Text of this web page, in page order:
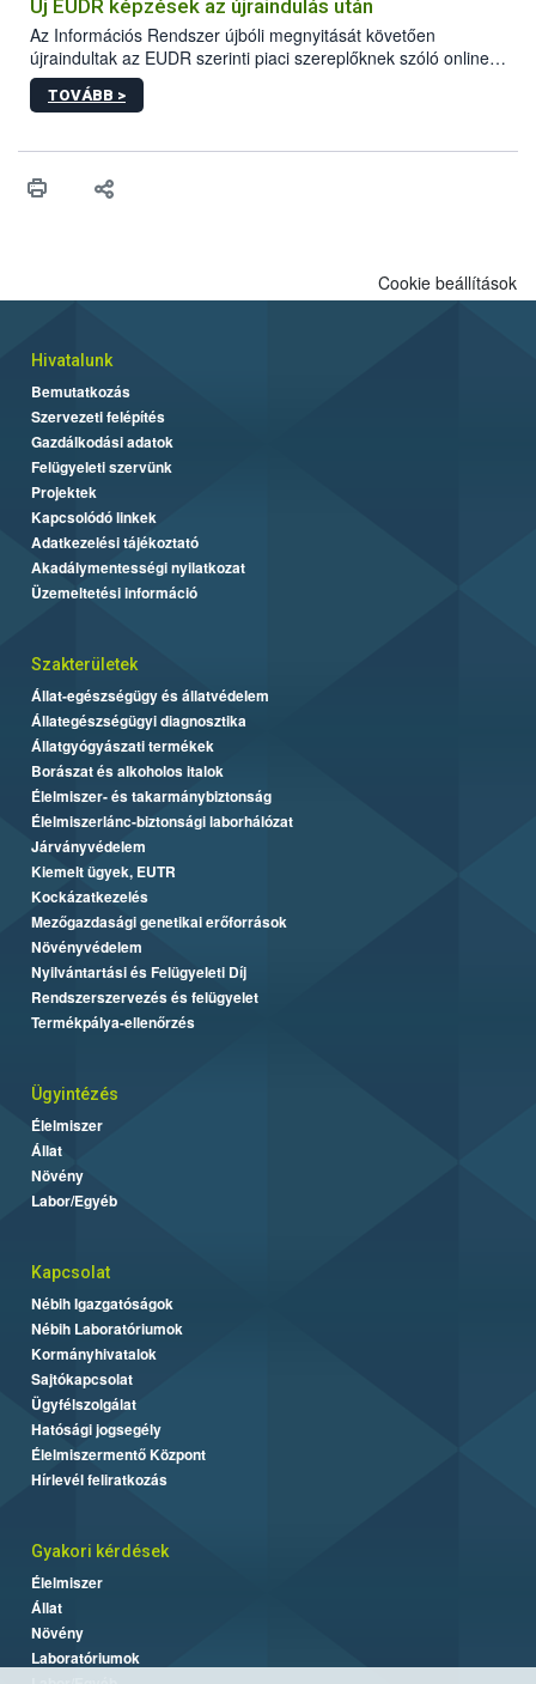
maradékok szakszerű tárolása. A Nemzeti Élelmiszerlánc-
biztonsági Hivatal (Nébih) Oktatási Programja összegyűjtötte a
biztonságos grillezés legfontosabb tudnivalóit.
Új EUDR képzések az újraindulás után
Az Információs Rendszer újbóli megnyitását követően
újraindultak az EUDR szerinti piaci szereplőknek szóló online
képzések.
TOVÁBB >
Cookie beállítások
Hivatalunk
Bemutatkozás
Szervezeti felépítés
Gazdálkodási adatok
Felügyeleti szervünk
Projektek
Kapcsolódó linkek
Adatkezelési tájékoztató
Akadálymentességi nyilatkozat
Üzemeltetési információ
Szakterületek
Állat-egészségügy és állatvédelem
Állategészségügyi diagnosztika
Állatgyógyászati termékek
Borászat és alkoholos italok
Élelmiszer- és takarmánybiztonság
Élelmiszerlánc-biztonsági laborhálózat
Járványvédelem
Kiemelt ügyek, EUTR
Kockázatkezelés
Mezőgazdasági genetikai erőforrások
Növényvédelem
Nyilvántartási és Felügyeleti Díj
Rendszerszervezés és felügyelet
Termékpálya-ellenőrzés
Ügyintézés
Élelmiszer
Állat
Növény
Labor/Egyéb
Kapcsolat
Nébih Igazgatóságok
Nébih Laboratóriumok
Kormányhivatalok
Sajtókapcsolat
Ügyfélszolgálat
Hatósági jogsegély
Élelmiszermentő Központ
Hírlevél feliratkozás
Gyakori kérdések
Élelmiszer
Állat
Növény
Laboratóriumok